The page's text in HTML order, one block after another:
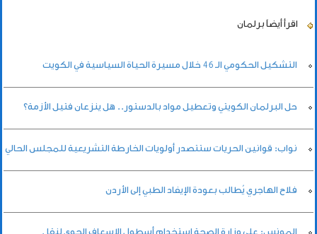
اقرأ أيضاً برلمان
التشكيل الحكومي الـ 46 خلال مسيرة الحياة السياسية في الكويت
حل البرلمان الكويتي وتعطيل مواد بالدستور.. هل ينزعان فتيل الأزمة؟
نواب: قوانين الحريات ستتصدر أولويات الخارطة التشريعية للمجلس الحالي
فلاح الهاجري يُطالب بعودة الإيفاد الطبي إلى الأردن
المونس: على وزارة الصحة استخدام أسطول الإسعاف الجوي لنقل